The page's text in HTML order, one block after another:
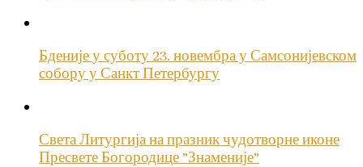
Бденије у суботу 23. новембра у Самсонијевском
собору у Санкт Петербургу
Света Литургија на празник чудотворне иконе
Пресвете Богородице ”Знаменије”